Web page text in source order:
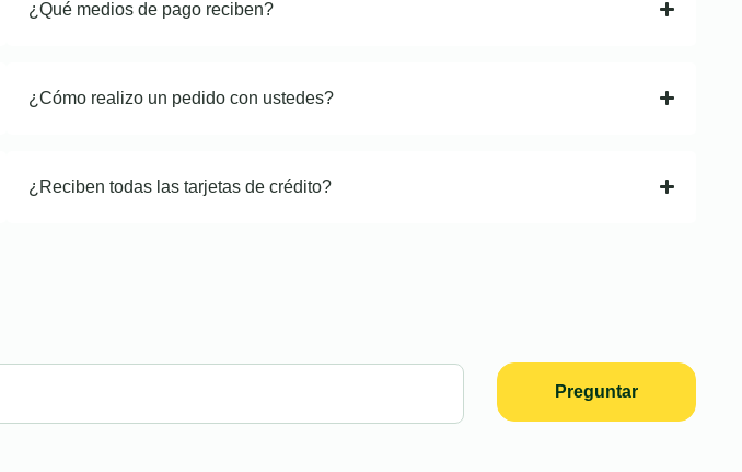
¿Qué medios de pago reciben?
¿Cómo realizo un pedido con ustedes?
¿Reciben todas las tarjetas de crédito?
Preguntar